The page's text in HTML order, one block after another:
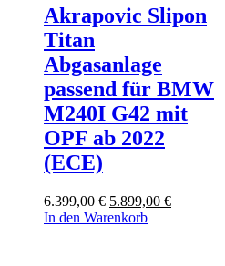
Akrapovic Slipon
Titan
Abgasanlage
passend für BMW
M240I G42 mit
OPF ab 2022
(ECE)
6.399,00€ Ursprünglicher
Preis
5.899,00 €Aktueller
In den Warenkorb